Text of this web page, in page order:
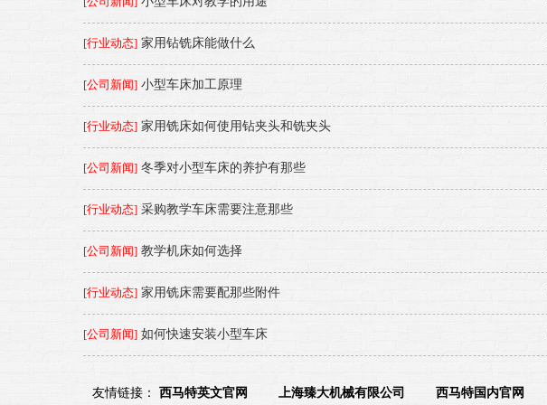
[行业动态] 家用钻铣床能做什么
[公司新闻] 小型车床加工原理
[行业动态] 家用铣床如何使用钻夹头和铣夹头
[公司新闻] 冬季对小型车床的养护有那些
[行业动态] 采购教学车床需要注意那些
[公司新闻] 教学机床如何选择
[行业动态] 家用铣床需要配那些附件
[公司新闻] 如何快速安装小型车床
友情链接： 西马特英文官网 上海臻大机械有限公司 西马特国内官网